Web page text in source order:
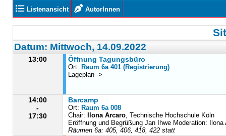
Listen­ansicht AutorInnen
Datum: Mittwoch, 14.09.2022
13:00 Öffnung Tagungsbüro
Ort: Raum 6a 401 (Registrierung)
Lageplan ->
14:00
-
17:30
Barcamp
Ort: Raum 6a 008
Chair:
Ilona Arcaro, Technische Hochschule Köln
Eröffnung und Begrüßung Jan Ihwe Moderation:
Räumen 6a: 405, 406, 418, 422 statt